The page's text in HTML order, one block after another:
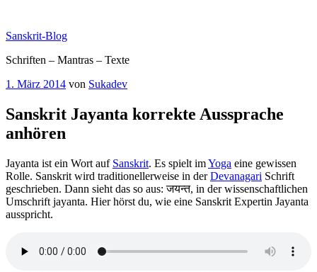
springen
Sanskrit-Blog
Schriften – Mantras – Texte
Veröffentlicht
1. März 2014 von Sukadev
Sanskrit Jayanta korrekte Aussprache
anhören
Jayanta ist ein Wort auf Sanskrit. Es spielt imYoga eine gewissen
Rolle. Sanskrit wird traditionellerweise in derDevanagari Schrift
geschrieben. Dann sieht das so aus: जयन्त, in der wissenschaftlichen
Umschrift jayanta. Hier hörst du, wie eine Sanskrit Expertin Jayanta
ausspricht.